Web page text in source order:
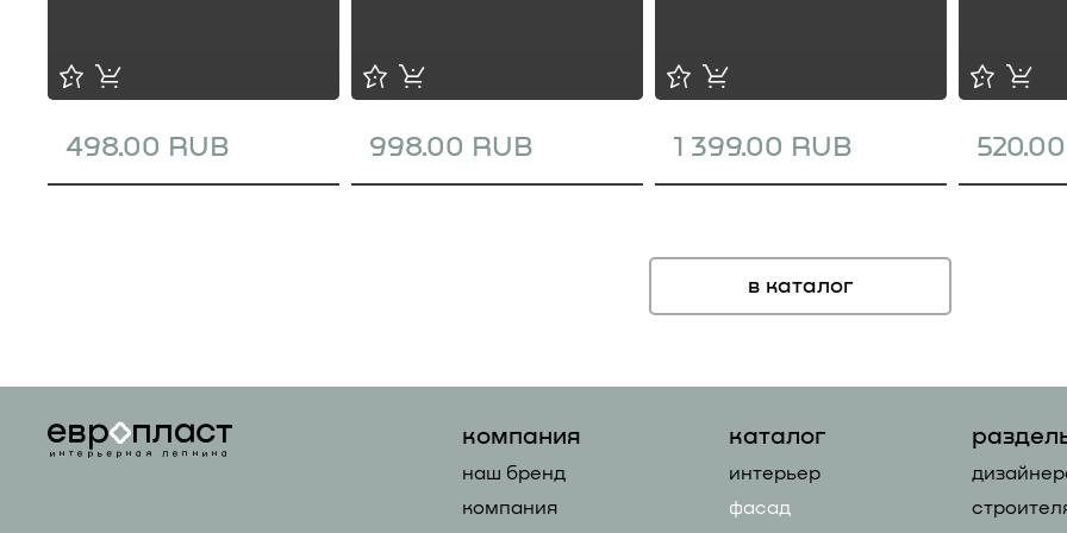
498.00 RUB 998.00 RUB 1 399.00 RUB
в каталог
компания
наш бренд
компания
каталог
интерьер
фасад